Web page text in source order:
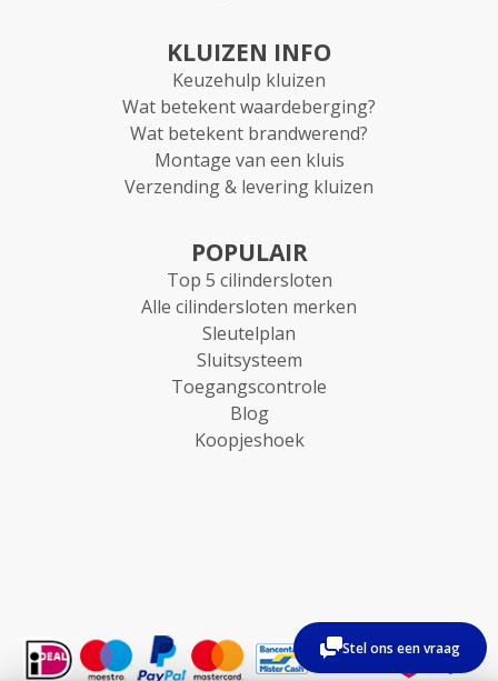
Stel ons een vraag
KLUIZEN INFO
Keuzehulp kluizen
Wat betekent waardeberging?
Wat betekent brandwerend?
Montage van een kluis
Verzending & levering kluizen
POPULAIR
Top 5 cilindersloten
Alle cilindersloten merken
Sleutelplan
Sluitsysteem
Toegangscontrole
Blog
Koopjeshoek